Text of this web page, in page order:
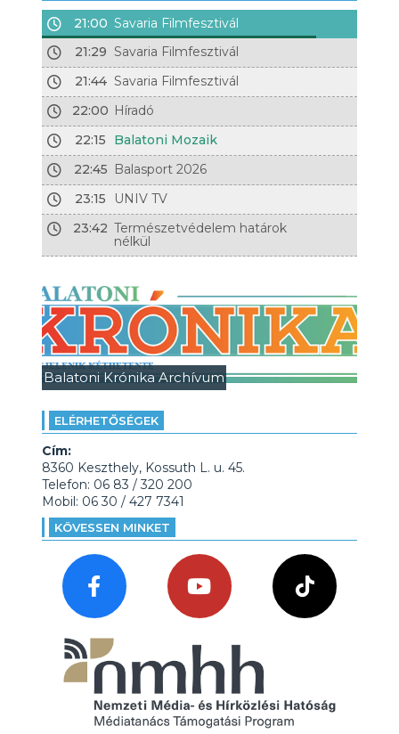
21:00 Savaria Filmfesztivál
21:29 Savaria Filmfesztivál
21:44 Savaria Filmfesztivál
22:00 Híradó
22:15
Balatoni Mozaik
22:45 Balasport 2026
23:15
UNIV TV
23:42 Természetvédelem határok
nélkül
Balatoni Krónika Archívum
ELÉRHETŐSÉGEK
Cím:
8360 Keszthely, Kossuth L. u. 45.
Telefon: 06 83 / 320 200
Mobil: 06 30 / 427 7341
KÖVESSEN MINKET